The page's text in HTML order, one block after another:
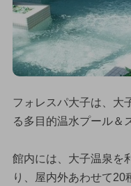
フォレスパ大子は、大
る多目的温水プール＆
館内には、大子温泉を
り、屋内外あわせて20